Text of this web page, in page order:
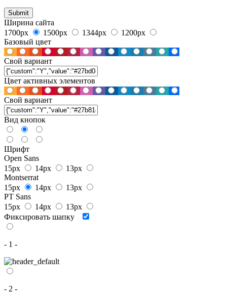
Ширина сайта
1700px
1500px 1344px
1200px
Базовый цвет
Свой вариант
Цвет активных элементов
Свой вариант
Вид кнопок
Шрифт
Open Sans
15px
14px
13px
Montserrat
15px
14px
13px
PT Sans
15px
14px
13px
Фиксировать шапку
- 1 -
- 2 -